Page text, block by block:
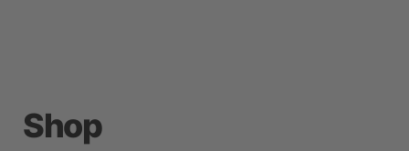
Shop